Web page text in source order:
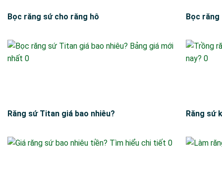
Bọc răng sứ cho răng hô Bọc
Răng sứ Titan giá bao nhiêu? Răng sứ